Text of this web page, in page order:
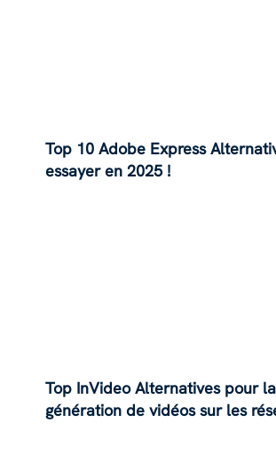
Top 10 Adobe Express
essayer en 2025 !
Top InVideo Alternatives pour la
génération de vidéos sur les